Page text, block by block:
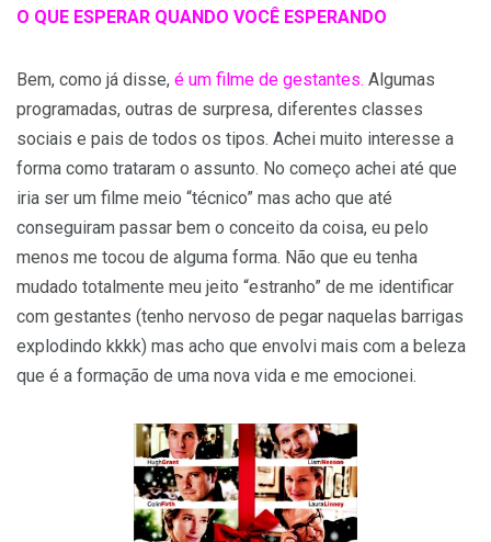
O QUE ESPERAR QUANDO VOCÊ ESPERANDO
Bem, como já disse, é um filme de gestantes. Algumas
programadas, outras de surpresa, diferentes classes
sociais e pais de todos os tipos. Achei muito interesse a
forma como trataram o assunto. No começo achei até que
iria ser um filme meio “técnico” mas acho que até
conseguiram passar bem o conceito da coisa, eu pelo
menos me tocou de alguma forma. Não que eu tenha
mudado totalmente meu jeito “estranho” de me identificar
com gestantes (tenho nervoso de pegar naquelas barrigas
explodindo kkkk) mas acho que envolvi mais com a beleza
que é a formação de uma nova vida e me emocionei.